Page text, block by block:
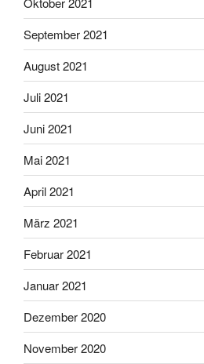
September 2021
August 2021
Juli 2021
Juni 2021
Mai 2021
April 2021
März 2021
Februar 2021
Januar 2021
Dezember 2020
November 2020